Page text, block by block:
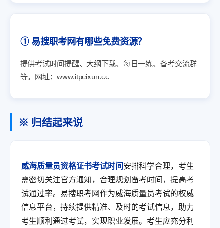
① 易搜职考网有哪些免费资源？
提供考试时间提醒、大纲下载、每日一练、备考交流群
等。网址：www.itpeixun.cc
※ 归结起来说
威海质量员资格证书考试时间 安排科学合理，考生
需密切关注官方通知，合理规划备考时间，提高考
试通过率。易搜职考网作为威海质量员考试的权威
信息平台，持续提供精准、及时的考试信息，助力
考生顺利通过考试，实现职业发展。考生应充分利